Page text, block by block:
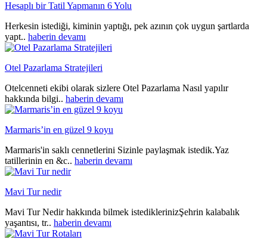
Hesaplı bir Tatil Yapmanın 6 Yolu
Herkesin istediği, kiminin yaptığı, pek azının çok uygun şartlarda
yapt.. haberin devamı
Otel Pazarlama Stratejileri
Otelcenneti ekibi olarak sizlere Otel Pazarlama Nasıl yapılır
hakkında bilgi.. haberin devamı
Marmaris’in en güzel 9 koyu
Marmaris'in saklı cennetlerini Sizinle paylaşmak istedik.Yaz
tatillerinin en &c.. haberin devamı
Mavi Tur nedir
Mavi Tur Nedir hakkında bilmek istediklerinizŞehrin kalabalık
yaşantısı, tr.. haberin devamı